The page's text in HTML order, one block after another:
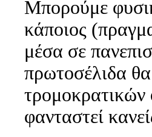
Μπορούμε
κάποιος
μέσα σε
πρωτοσέλιδα
φανταστεί